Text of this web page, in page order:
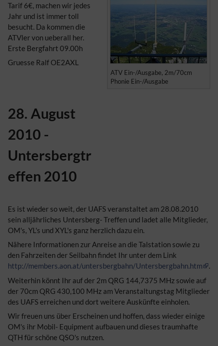
ATV Ein-/Ausgabe, 2m/70cm
Phonie Ein-/Ausgabe
Tarif 6€, machen wir jedes
Jahr und ist immer toll
besucht. Da kommen die
ATVler von ueberall her.
Erste Bergfahrt 09.00h
Gruesse Ralf OE2AXL
28. August
2010 -
Untersbergtr
effen 2010
Es ist wieder so weit, der UAFS veranstaltet am 28.08.2010
sein alljährliches Untersberg- Treffen und ladet alle Mitglieder,
OM's, YL's und XYL's ganz herzlich dazu ein.
Nähere Informationen zur Anreise an die Talstation sowie zu
den Fahrzeiten der Seilbahn findet Ihr unter dem Link
http://members.aon.at/untersbergbahn/Untersbergbahn.htm
.
Weiterhin könnt Ihr auf der 2m QRG 144,7375 MHz sowie auf
der 70cm QRG 430,100 MHz am Veranstaltungstag Mitglieder
des UAFS erreichen und dort weitere Auskünfte einholen.
Wir freuen uns über Erscheinen und hoffen, dass wieder einige
OM's ihr Mobil- Equipment aufbauen und dieses traumhafte
QTH für schöne QSO's nutzen.